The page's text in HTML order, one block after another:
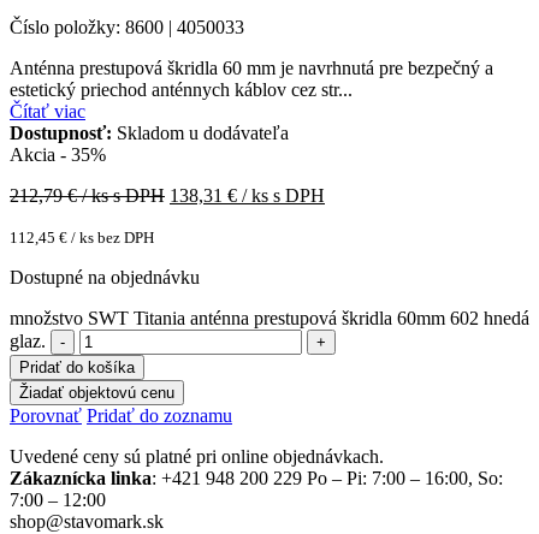
Číslo položky: 8600 | 4050033
Anténna prestupová škridla 60 mm je navrhnutá pre bezpečný a
estetický priechod anténnych káblov cez str...
Čítať viac
Dostupnosť: Skladom u dodávateľa
Akcia - 35%
212,79€ / ks s DPH 138,31 € / ks s DPH
112,45 € / ks bez DPH
Dostupné na objednávku
množstvo SWT Titania anténna prestupová škridla 60mm 602 hnedá
glaz.
Pridať do košíka
Žiadať objektovú cenu
Porovnať Pridať do zoznamu
Uvedené ceny sú platné pri online objednávkach.
Zákaznícka linka: +421 948 200 229 Po – Pi: 7:00 – 16:00, So:
7:00 – 12:00
shop@stavomark.sk